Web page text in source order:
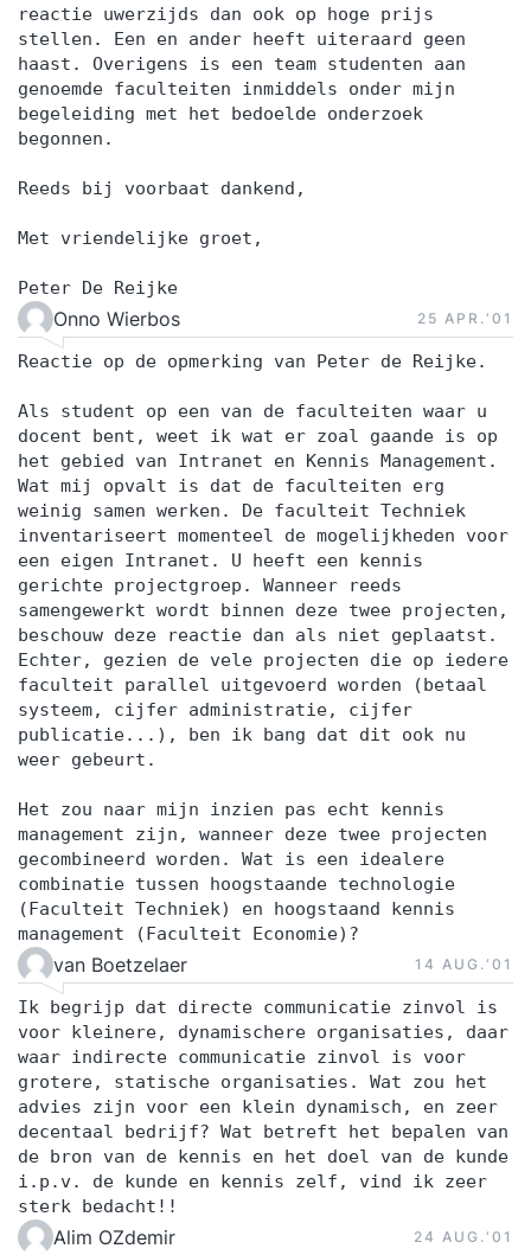
reactie uwerzijds dan ook op hoge prijs
stellen. Een en ander heeft uiteraard geen
haast. Overigens is een team studenten aan
genoemde faculteiten inmiddels onder mijn
begeleiding met het bedoelde onderzoek
begonnen.
Reeds bij voorbaat dankend,
Met vriendelijke groet,
Peter De Reijke
Onno Wierbos 25 APR.‘01
Reactie op de opmerking van Peter de Reijke.
Als student op een van de faculteiten waar u
docent bent, weet ik wat er zoal gaande is op
het gebied van Intranet en Kennis Management.
Wat mij opvalt is dat de faculteiten erg
weinig samen werken. De faculteit Techniek
inventariseert momenteel de mogelijkheden voor
een eigen Intranet. U heeft een kennis
gerichte projectgroep. Wanneer reeds
samengewerkt wordt binnen deze twee projecten,
beschouw deze reactie dan als niet geplaatst.
Echter, gezien de vele projecten die op iedere
faculteit parallel uitgevoerd worden (betaal
systeem, cijfer administratie, cijfer
publicatie...), ben ik bang dat dit ook nu
weer gebeurt.
Het zou naar mijn inzien pas echt kennis
management zijn, wanneer deze twee projecten
gecombineerd worden. Wat is een idealere
combinatie tussen hoogstaande technologie
(Faculteit Techniek) en hoogstaand kennis
management (Faculteit Economie)?
van Boetzelaer 14 AUG.‘01
Ik begrijp dat directe communicatie zinvol is
voor kleinere, dynamischere organisaties, daar
waar indirecte communicatie zinvol is voor
grotere, statische organisaties. Wat zou het
advies zijn voor een klein dynamisch, en zeer
decentaal bedrijf? Wat betreft het bepalen van
de bron van de kennis en het doel van de kunde
i.p.v. de kunde en kennis zelf, vind ik zeer
sterk bedacht!!
Alim OZdemir 24 AUG.‘01